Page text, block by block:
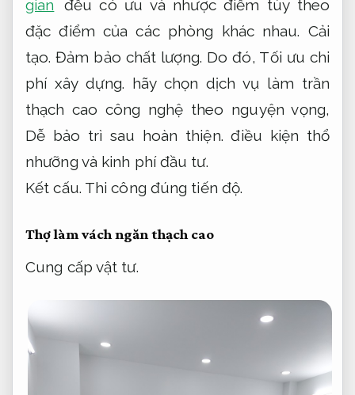
gian
đều có ưu và nhược điểm tùy theo
đặc điểm của các phòng khác nhau. Cải
tạo. Đảm bảo chất lượng. Do đó, Tối ưu chi
phí xây dựng. hãy chọn dịch vụ làm trần
thạch cao công nghệ theo nguyện vọng,
Dễ bảo trì sau hoàn thiện. điều kiện thổ
nhưỡng và kinh phí đầu tư.
Kết cấu. Thi công đúng tiến độ.
Thợ làm vách ngăn thạch cao
Cung cấp vật tư.